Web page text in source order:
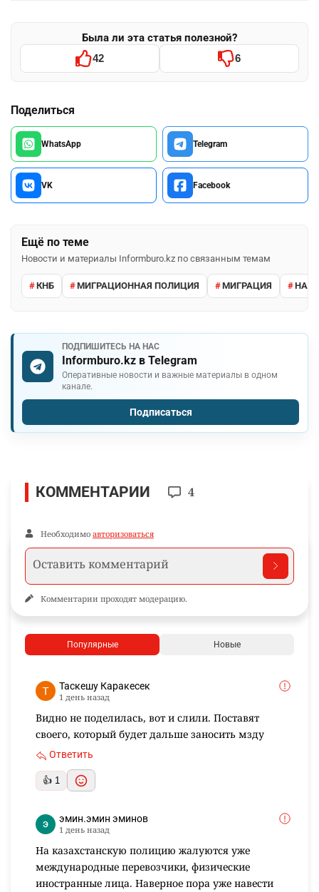
Была ли эта статья полезной?
42 6
Поделиться
WhatsApp Telegram
VK Facebook
Ещё по теме
Новости и материалы Informburo.kz по связанным темам
КНБ МИГРАЦИОННАЯ ПОЛИЦИЯ МИГРАЦИЯ
ПОДПИШИТЕСЬ НА НАС
Informburo.kz в Telegram
Оперативные новости и важные материалы в одном
канале.
Подписаться
КОММЕНТАРИИ 4
Необходимо авторизоваться
Комментарии проходят модерацию.
Популярные Новые
Таскешу Каракесек
1 день назад
Видно не поделилась, вот и слили. Поставят
своего, который будет дальше заносить мзду
Ответить
👍 1
эмин.эмин эминов
1 день назад
На казахстанскую полицию жалуются уже
международные перевозчики, физические
иностранные лица. Наверное пора уже навести